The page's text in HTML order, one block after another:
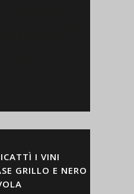
I VINI
GRILLO E NERO